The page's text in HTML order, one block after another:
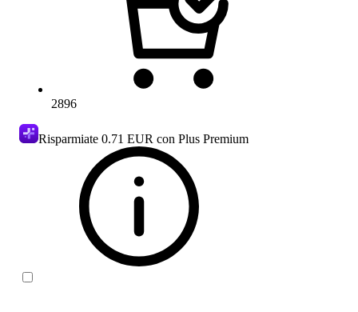
2896
Risparmiate 0.71 EUR con Plus Premium